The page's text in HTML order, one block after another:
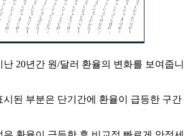
20년간 원/달러 환율의 변화를 보여줍니
시된 부분은 단기간에 환율이 급등한 구간